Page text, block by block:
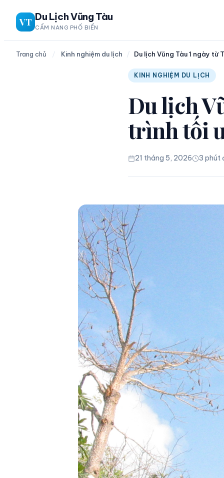
Chuyển
đến
phần
VT Du Lịch Vũng Tàu
CẨM NANG PHỐ BIỂN
Trang chủ / Kinh nghiệm du lịch / Du lịch Vũng Tàu 1 ngày từ
KINH NGHIỆM DU LỊCH
Du lịch
trình tối
21 tháng 5, 2026 3 phút